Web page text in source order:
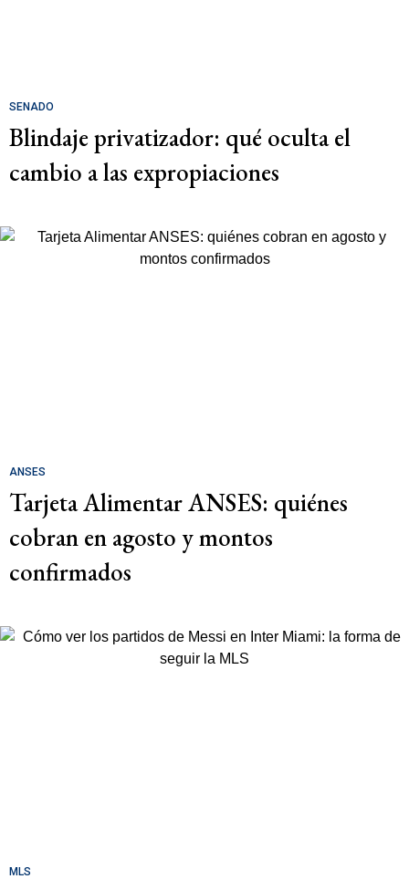
SENADO
Blindaje privatizador: qué oculta el
cambio a las expropiaciones
ANSES
Tarjeta Alimentar ANSES: quiénes
cobran en agosto y montos
confirmados
MLS